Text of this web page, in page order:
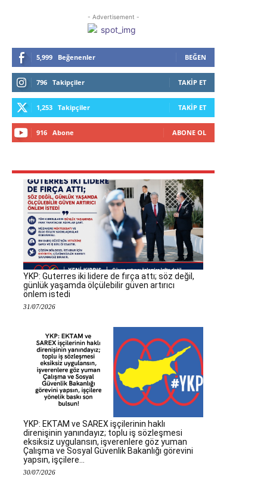
- Advertisement -
5,999 Beğenenler BEĞEN
796 Takipçiler TAKIP ET
1,253 Takipçiler TAKIP ET
916 Abone ABONE OL
YKP: Guterres iki lidere de fırça attı; söz değil,
günlük yaşamda ölçülebilir güven artırıcı
önlem istedi
31/07/2026
YKP: EKTAM ve SAREX işçilerinin haklı
direnişinin yanındayız; toplu iş sözleşmesi
eksiksiz uygulansın, işverenlere göz yuman
Çalışma ve Sosyal Güvenlik Bakanlığı görevini
yapsın, işçilere...
30/07/2026